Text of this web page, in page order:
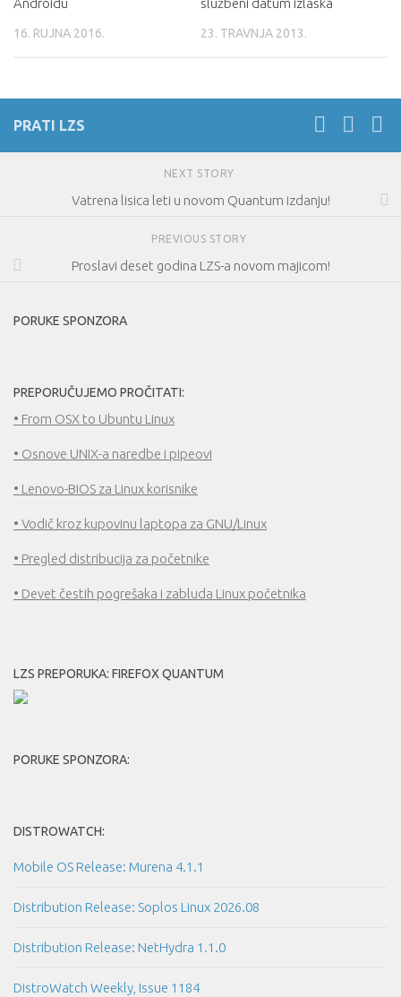
Androidu
16. RUJNA 2016.
službeni datum izlaska
23. TRAVNJA 2013.
PRATI LZS
NEXT STORY
Vatrena lisica leti u novom Quantum izdanju!
PREVIOUS STORY
Proslavi deset godina LZS-a novom majicom!
PORUKE SPONZORA
PREPORUČUJEMO PROČITATI:
• From OSX to Ubuntu Linux
• Osnove UNIX-a naredbe i pipeovi
• Lenovo-BIOS za Linux korisnike
• Vodič kroz kupovinu laptopa za GNU/Linux
• Pregled distribucija za početnike
• Devet čestih pogrešaka i zabluda Linux početnika
LZS PREPORUKA: FIREFOX QUANTUM
PORUKE SPONZORA:
DISTROWATCH:
Mobile OS Release: Murena 4.1.1
Distribution Release: Soplos Linux 2026.08
Distribution Release: NetHydra 1.1.0
DistroWatch Weekly, Issue 1184